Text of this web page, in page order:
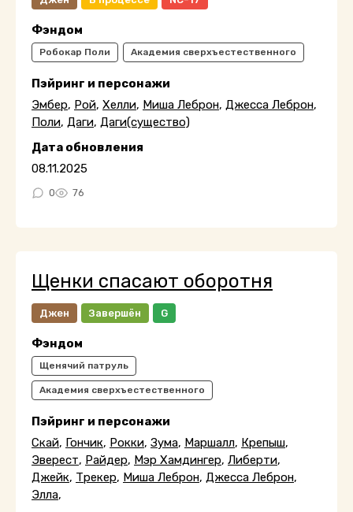
Фэндом
Робокар Поли Академия сверхъестественного
Пэйринг и персонажи
Эмбер, Рой, Хелли, Миша Леброн, Джесса Леброн,
Поли, Даги, Даги(существо)
Дата обновления
08.11.2025
0 76
Щенки спасают оборотня
Джен Завершён G
Фэндом
Щенячий патруль
Академия сверхъестественного
Пэйринг и персонажи
Скай, Гончик, Рокки, Зума, Маршалл, Крепыш,
Эверест, Райдер, Мэр Хамдингер, Либерти,
Джейк, Трекер, Миша Леброн, Джесса Леброн,
Элла,